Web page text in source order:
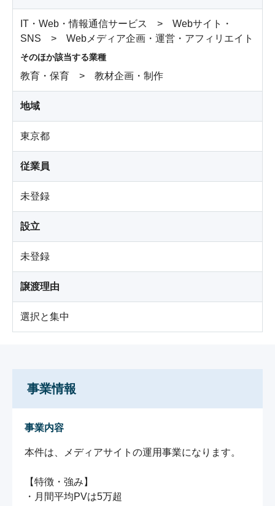
IT・Web・情報通信サービス > Webサイト・
SNS > Webメディア企画・運営・アフィリエイト
そのほか該当する業種
教育・保育 > 教材企画・制作
地域
東京都
従業員
未登録
設立
未登録
譲渡理由
選択と集中
事業情報
事業内容
本件は、メディアサイトの運用事業になります。
【特徴・強み】
・月間平均PVは5万超